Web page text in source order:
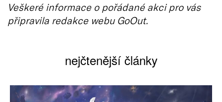
Veškeré informace o pořádané akci pro vás
připravila redakce webu GoOut.
nejčtenější články